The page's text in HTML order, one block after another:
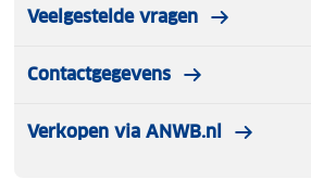
Veelgestelde vragen
Contactgegevens
Verkopen via ANWB.nl